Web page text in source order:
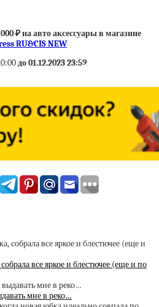
₽ на авто аксессуары в магазине
RU&CIS NEW
до 01.12.2023 23:59
все яркое и блестючее (еще и по
мне в реко…